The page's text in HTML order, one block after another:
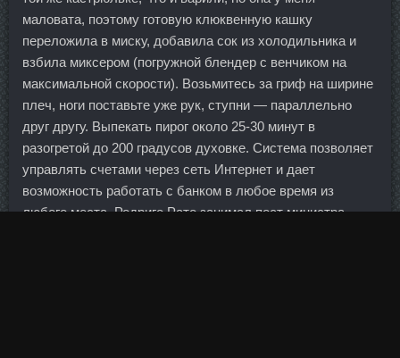
маловата, поэтому готовую клюквенную кашку
переложила в миску, добавила сок из холодильника и
взбила миксером (погружной блендер с венчиком на
максимальной скорости). Возьмитесь за гриф на ширине
плеч, ноги поставьте уже рук, ступни — параллельно
друг другу. Выпекать пирог около 25-30 минут в
разогретой до 200 градусов духовке. Система позволяет
управлять счетами через сеть Интернет и дает
возможность работать с банком в любое время из
любого места. Родриго Рато занимал пост министра